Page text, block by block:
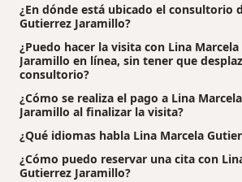
¿En dónde está ubicado el consultorio
Gutierrez Jaramillo?
¿Puedo hacer la visita con Lina
Jaramillo en línea, sin tener que
consultorio?
¿Cómo se realiza el pago a Lina
Jaramillo al finalizar la visita?
¿Qué idiomas habla Lina Marcela
¿Cómo puedo reservar una cita con
Gutierrez Jaramillo?